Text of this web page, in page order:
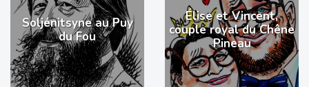
Soljénitsyne au Puy
du Fou
Élise et Vincent,
couple royal du Chêne
Pineau